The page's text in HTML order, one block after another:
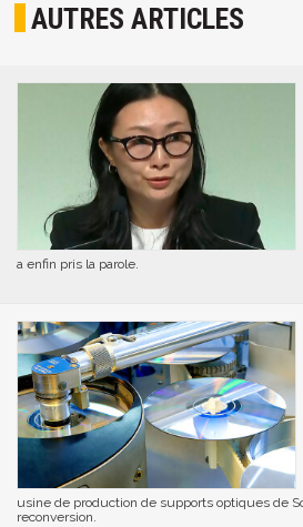
AUTRES ARTICLES
a enfin pris la parole.
usine de production de supports optiques de
reconversion.